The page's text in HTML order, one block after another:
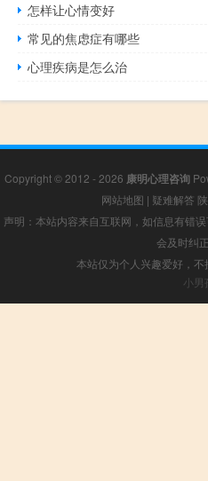
怎样让心情变好
常见的焦虑症有哪些
心理疾病是怎么治
Copyright © 2012 - 2026 康明心理咨询
网站地图 | 疑难解答
声明：本站内容来自互联网，如信息有错
会及时纠
本站仅为个人兴趣爱好，
小男